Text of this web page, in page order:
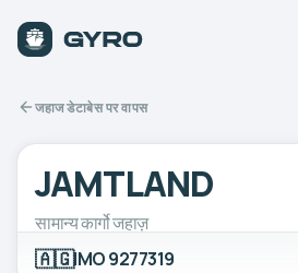
जहाज डेटाबेस पर वापस
JAMTLAND
सामान्य कार्गो जहाज़
🇦🇬IMO 9277319